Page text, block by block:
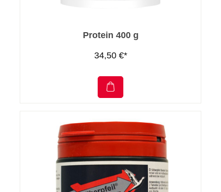
Protein 400 g
34,50 €*